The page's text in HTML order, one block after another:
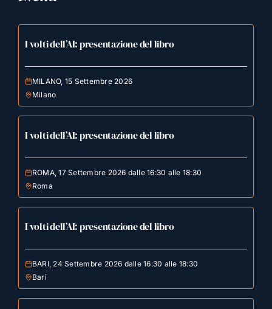
I volti dell’AI: presentazione del libro
MILANO, 15 Settembre 2026
Milano
I volti dell’AI: presentazione del libro
ROMA, 17 Settembre 2026 dalle 16:30 alle 18:30
Roma
I volti dell’AI: presentazione del libro
BARI, 24 Settembre 2026 dalle 16:30 alle 18:30
Bari